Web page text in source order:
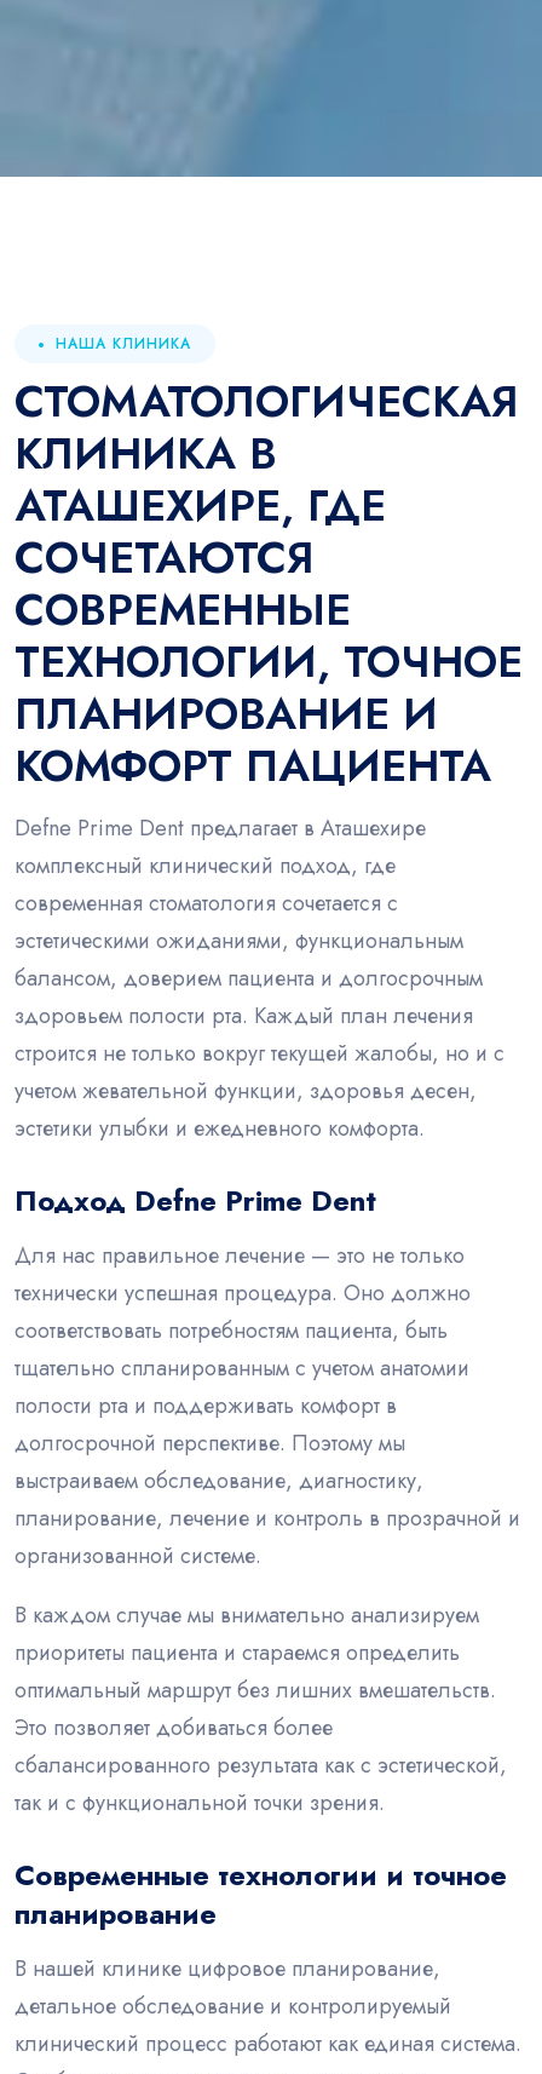
НАША КЛИНИКА
СТОМАТОЛОГИЧЕСКАЯ
КЛИНИКА В
АТАШЕХИРЕ, ГДЕ
СОЧЕТАЮТСЯ
СОВРЕМЕННЫЕ
ТЕХНОЛОГИИ, ТОЧНОЕ
ПЛАНИРОВАНИЕ И
КОМФОРТ ПАЦИЕНТА
Defne Prime Dent предлагает в Аташехире
комплексный клинический подход, где
современная стоматология сочетается с
эстетическими ожиданиями, функциональным
балансом, доверием пациента и долгосрочным
здоровьем полости рта. Каждый план лечения
строится не только вокруг текущей жалобы, но и с
учетом жевательной функции, здоровья десен,
эстетики улыбки и ежедневного комфорта.
Подход Defne Prime Dent
Для нас правильное лечение — это не только
технически успешная процедура. Оно должно
соответствовать потребностям пациента, быть
тщательно спланированным с учетом анатомии
полости рта и поддерживать комфорт в
долгосрочной перспективе. Поэтому мы
выстраиваем обследование, диагностику,
планирование, лечение и контроль в прозрачной и
организованной системе.
В каждом случае мы внимательно анализируем
приоритеты пациента и стараемся определить
оптимальный маршрут без лишних вмешательств.
Это позволяет добиваться более
сбалансированного результата как с эстетической,
так и с функциональной точки зрения.
Современные технологии и точное
планирование
В нашей клинике цифровое планирование,
детальное обследование и контролируемый
клинический процесс работают как единая система.